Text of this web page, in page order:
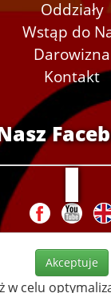
Oddziały
Wstąp do
Darowizna
Kontakt
Akceptuje
w celu